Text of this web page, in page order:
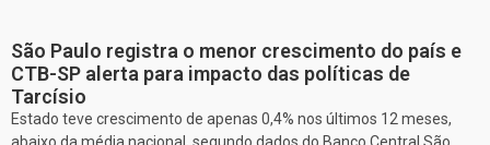
São Paulo registra o menor crescimento do país e
CTB-SP alerta para impacto das políticas de
Tarcísio
Estado teve crescimento de apenas 0,4% nos últimos 12 meses,